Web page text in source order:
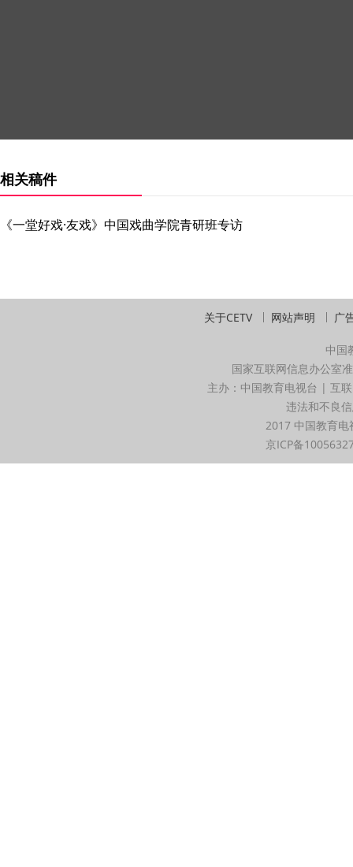
相关稿件
《一堂好戏·友戏》中国戏曲学院青研班专访
关于CETV 网站声明 广
中国
国家互联网信息办公室
主办：中国教育电视台 | 互
违法和不良
2017 中国教育
京ICP备